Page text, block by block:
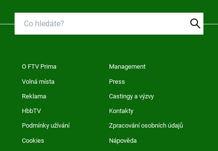
O FTV Prima Management
Volná místa Press
Reklama Castingy a výzvy
HbbTV Kontakty
Podmínky užívání Zpracování osobních údajů
Cookies Nápověda